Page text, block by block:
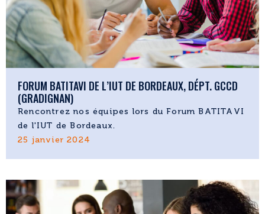
FORUM BATITAVI DE L’IUT DE BORDEAUX, DÉPT. GCCD
(GRADIGNAN)
Rencontrez nos équipes lors du Forum BATITAVI
de l'IUT de Bordeaux.
25 janvier 2024